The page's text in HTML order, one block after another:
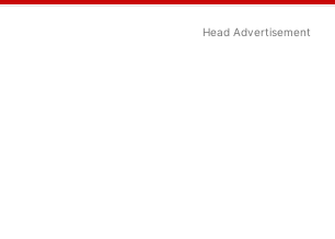
Head Advertisement